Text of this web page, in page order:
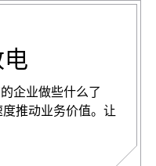
企业做些什么了
推动业务价值。让